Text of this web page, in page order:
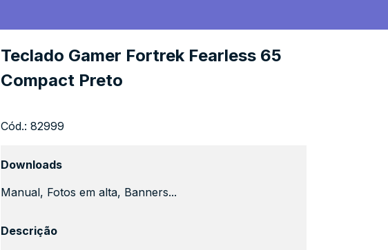
Teclado Gamer Fortrek Fearless 65
Compact Preto
Cód.: 82999
Downloads
Manual, Fotos em alta, Banners...
Descrição